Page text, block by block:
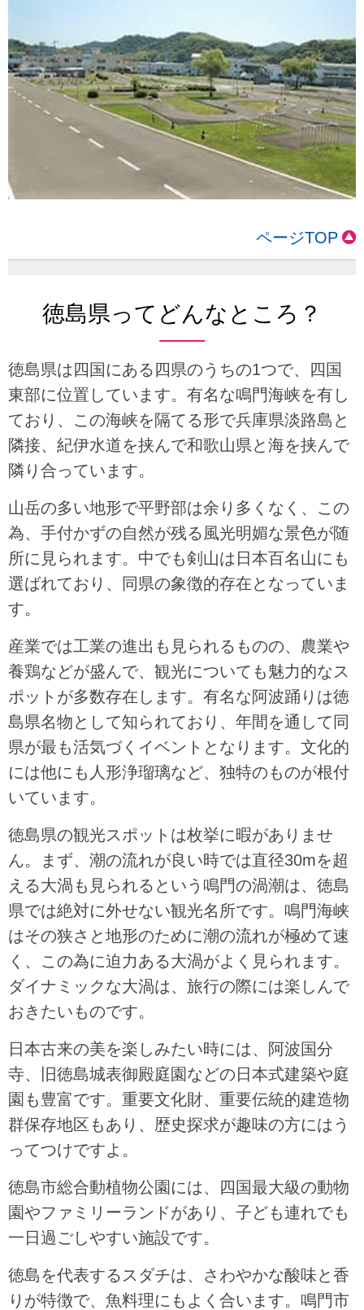
ページTOP
徳島県ってどんなところ？
徳島県は四国にある四県のうちの1つで、四国
東部に位置しています。有名な鳴門海峡を有し
ており、この海峡を隔てる形で兵庫県淡路島と
隣接、紀伊水道を挟んで和歌山県と海を挟んで
隣り合っています。
山岳の多い地形で平野部は余り多くなく、この
為、手付かずの自然が残る風光明媚な景色が随
所に見られます。中でも剣山は日本百名山にも
選ばれており、同県の象徴的存在となっていま
す。
産業では工業の進出も見られるものの、農業や
養鶏などが盛んで、観光についても魅力的なス
ポットが多数存在します。有名な阿波踊りは徳
島県名物として知られており、年間を通して同
県が最も活気づくイベントとなります。文化的
には他にも人形浄瑠璃など、独特のものが根付
いています。
徳島県の観光スポットは枚挙に暇がありませ
ん。まず、潮の流れが良い時では直径30mを超
える大渦も見られるという鳴門の渦潮は、徳島
県では絶対に外せない観光名所です。鳴門海峡
はその狭さと地形のために潮の流れが極めて速
く、この為に迫力ある大渦がよく見られます。
ダイナミックな大渦は、旅行の際には楽しんで
おきたいものです。
日本古来の美を楽しみたい時には、阿波国分
寺、旧徳島城表御殿庭園などの日本式建築や庭
園も豊富です。重要文化財、重要伝統的建造物
群保存地区もあり、歴史探求が趣味の方にはう
ってつけですよ。
徳島市総合動植物公園には、四国最大級の動物
園やファミリーランドがあり、子ども連れでも
一日過ごしやすい施設です。
徳島を代表するスダチは、さわやかな酸味と香
りが特徴で、魚料理にもよく合います。鳴門市